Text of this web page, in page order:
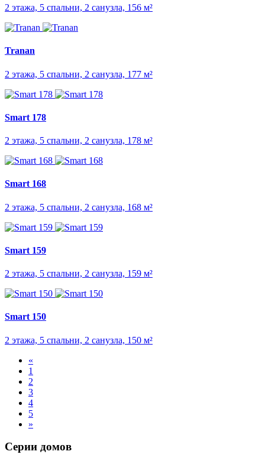
2 этажа, 5 спальни, 2 санузла, 156 м²
Tranan
2 этажа, 5 спальни, 2 санузла, 177 м²
Smart 178
2 этажа, 5 спальни, 2 санузла, 178 м²
Smart 168
2 этажа, 5 спальни, 2 санузла, 168 м²
Smart 159
2 этажа, 5 спальни, 2 санузла, 159 м²
Smart 150
2 этажа, 5 спальни, 2 санузла, 150 м²
«
1
2
3
4
5
»
Серии домов